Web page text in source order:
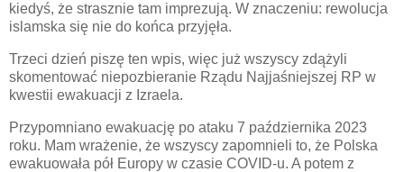
kiedyś, że strasznie tam imprezują. W znaczeniu: rewolucja
islamska się nie do końca przyjęła.
Trzeci dzień piszę ten wpis, więc już wszyscy zdążyli
skomentować niepozbieranie Rządu Najjaśniejszej RP w
kwestii ewakuacji z Izraela.
Przypomniano ewakuację po ataku 7 października 2023
roku. Mam wrażenie, że wszyscy zapomnieli to, że Polska
ewakuowała pół Europy w czasie COVID-u. A potem z